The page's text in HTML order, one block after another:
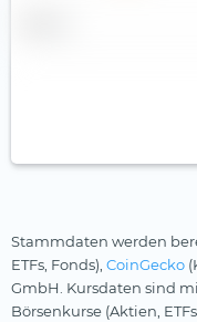
Stammdaten werden
ETFs, Fonds), CoinGecko
GmbH. Kursdaten sind
Börsenkurse (Aktien,